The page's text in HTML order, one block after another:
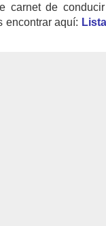
carnet de
encontrar aquí: